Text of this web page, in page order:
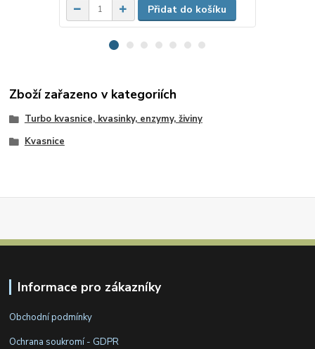
Přidat do košíku
Zboží zařazeno v kategoriích
Turbo kvasnice, kvasinky, enzymy, živiny
Kvasnice
Informace pro zákazníky
Obchodní podmínky
Ochrana soukromí - GDPR